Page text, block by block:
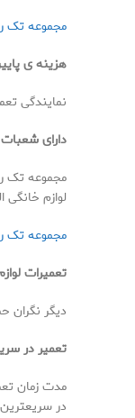
مجموعه تک
هزینه ی
نمایندگی
دارای
مجموعه تک
لوازم
مجموعه تک
تعمیرات
دیگر نگران
تعمیر در
مدت زمان
در